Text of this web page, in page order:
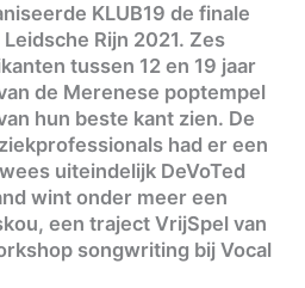
KLUB19 de finale
Rijn 2021. Zes
tussen 12 en 19 jaar
de Merenese poptempel
hun beste kant zien. De
had er een
uiteindelijk DeVoTed
wint onder meer een
een traject VrijSpel van
songwriting bij Vocal